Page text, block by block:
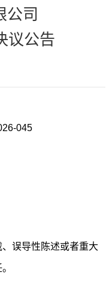
公司
议公告
公告编号：2026-045
误导性陈述或者重大